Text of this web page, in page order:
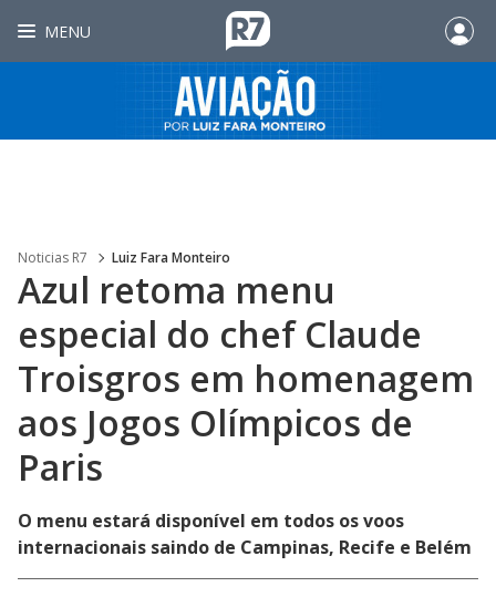
MENU
Noticias R7 Luiz Fara Monteiro
Azul retoma menu
especial do chef Claude
Troisgros em homenagem
aos Jogos Olímpicos de
Paris
O menu estará disponível em todos os voos
internacionais saindo de Campinas, Recife e Belém